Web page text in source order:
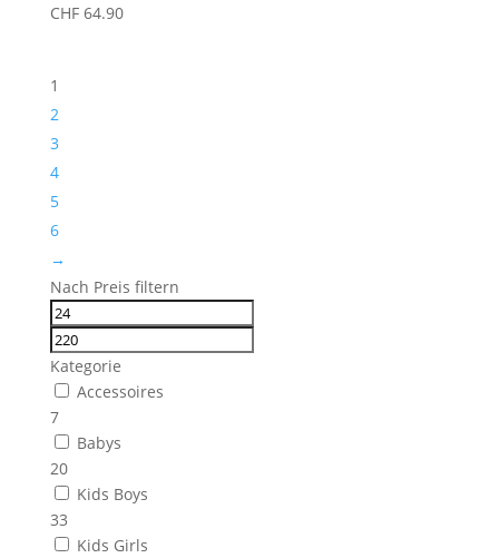
CHF64.90
1
2
3
4
5
6
→
Nach Preis filtern
Kategorie
Accessoires
7
Babys
20
Kids Boys
33
Kids Girls